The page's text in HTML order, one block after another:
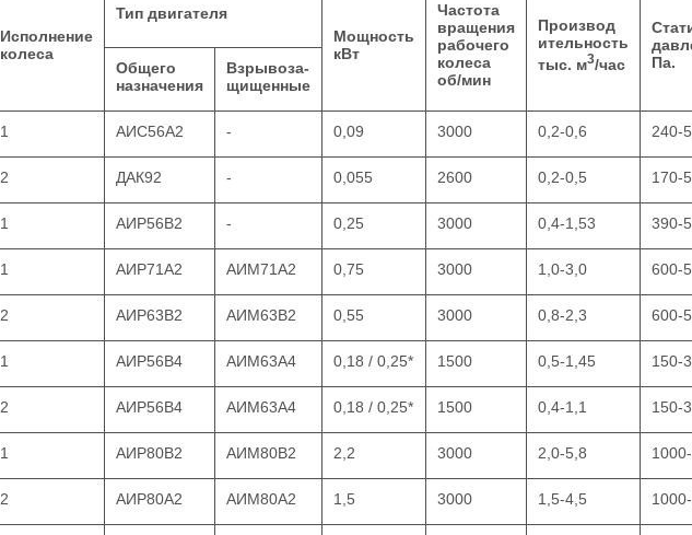
Исполнение
колеса
Тип двигателя
Мощность
кВт
Частота
вращения
рабочего
колеса
об/мин
Производ­
ительность
тыс. м3/час
Па.
Общего
назначения
Взрывоза-
щищенные
1 АИС56А2 - 0,09 3000 0,2-0,6 240-
2 ДАК92 - 0,055 2600 0,2-0,5 170-
1 АИР56В2 - 0,25 3000 0,4-1,53 390-
1 АИР71А2 АИМ71А2 0,75 3000 1,0-3,0 600-
2 АИР63В2 АИМ63В2 0,55 3000 0,8-2,3 600-
1 АИР56В4 АИМ63А4 0,18 / 0,25* 1500 0,5-1,45 150-
2 АИР56В4 АИМ63А4 0,18 / 0,25* 1500 0,4-1,1 150-
1 АИР80В2 АИМ80В2 2,2 3000 2,0-5,8
2 АИР80А2 АИМ80А2 1,5 3000 1,5-4,5